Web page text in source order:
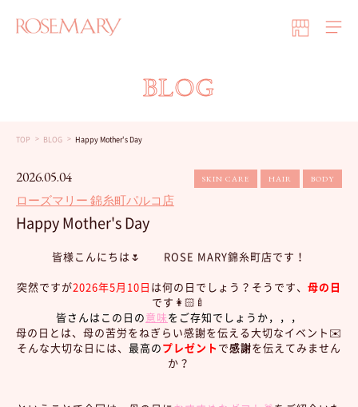
BLOG
TOP BLOG Happy Mother's Day
2026.05.04
ローズマリー 錦糸町パルコ店
SKIN CARE HAIR BODY
Happy Mother's Day
皆様こんにちは🌷 ROSE MARY錦糸町店です！
突然ですが2026年5月10日 は何の日でしょう？そうです、 母の日
です👩🏻‍🍼
皆さんはこの日の意味をご存知でしょうか，，，
母の日とは、母の苦労をねぎらい感謝を伝える大切なイベント✉️
そんな大切な日には、 最高のプレゼント で感謝を伝えてみません
か？